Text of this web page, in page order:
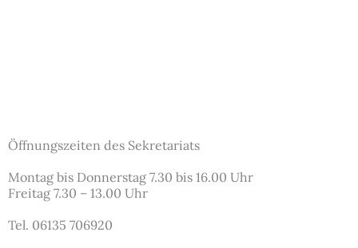
Öffnungszeiten des Sekretariats
Montag bis Donnerstag 7.30 bis 16.00 Uhr
Freitag 7.30 – 13.00 Uhr
Tel. 06135 706920